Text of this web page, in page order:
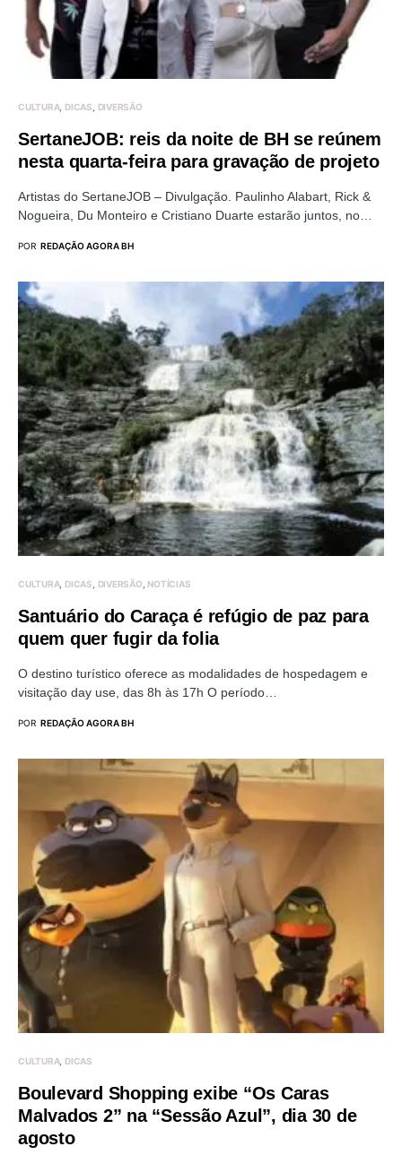
CULTURA DICAS DIVERSÃO
SertaneJOB: reis da noite de BH se reúnem
nesta quarta-feira para gravação de projeto
Artistas do SertaneJOB – Divulgação. Paulinho Alabart, Rick &
Nogueira, Du Monteiro e Cristiano Duarte estarão juntos, no…
POR REDAÇÃO AGORA BH
CULTURA DICAS DIVERSÃO NOTÍCIAS
Santuário do Caraça é refúgio de paz para
quem quer fugir da folia
O destino turístico oferece as modalidades de hospedagem e
visitação day use, das 8h às 17h O período…
POR REDAÇÃO AGORA BH
CULTURA DICAS
Boulevard Shopping exibe “Os Caras
Malvados 2” na “Sessão Azul”, dia 30 de
agosto